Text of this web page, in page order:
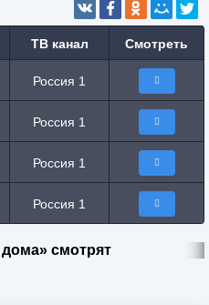
ТВ канал Смотреть
Россия 1
Россия 1
Россия 1
Россия 1
смотрят